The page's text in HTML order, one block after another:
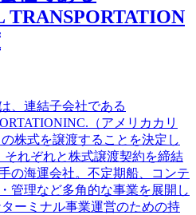
、連結子会社である
（アメリカカリ
株式を譲渡することを決定し
れぞれと株式譲渡契約を締結
の海運会社。不定期船、コンテ
管理など多角的な事業を展開し
ーミナル事業運営のための持